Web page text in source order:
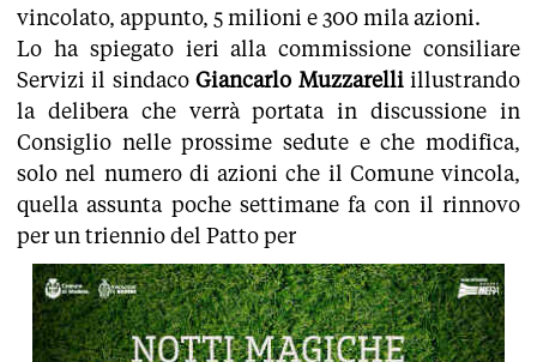
vincolato, appunto, 5 milioni e 300 mila azioni.
Lo ha spiegato ieri alla commissione consiliare
Servizi il sindacoGiancarlo Muzzarelliillustrando
la delibera che verrà portata in discussione in
Consiglio nelle prossime sedute e che modifica,
solo nel numero di azioni che il Comune vincola,
quella assunta poche settimane fa con il rinnovo
per un triennio del Patto per